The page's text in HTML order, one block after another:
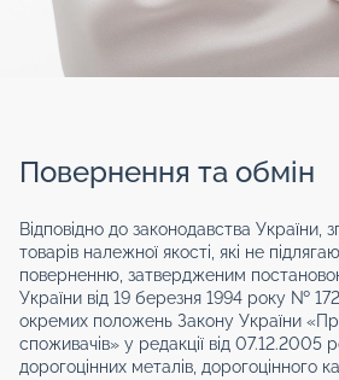
Повернення та обмін
Відповідно до законодавства України,
товарів належної якості, які не
поверненню, затвердженим
України від 19 березня 1994 року №
окремих положень Закону України
споживачів» у редакції від 07.12.2005
дорогоцінних металів, дорогоцінного